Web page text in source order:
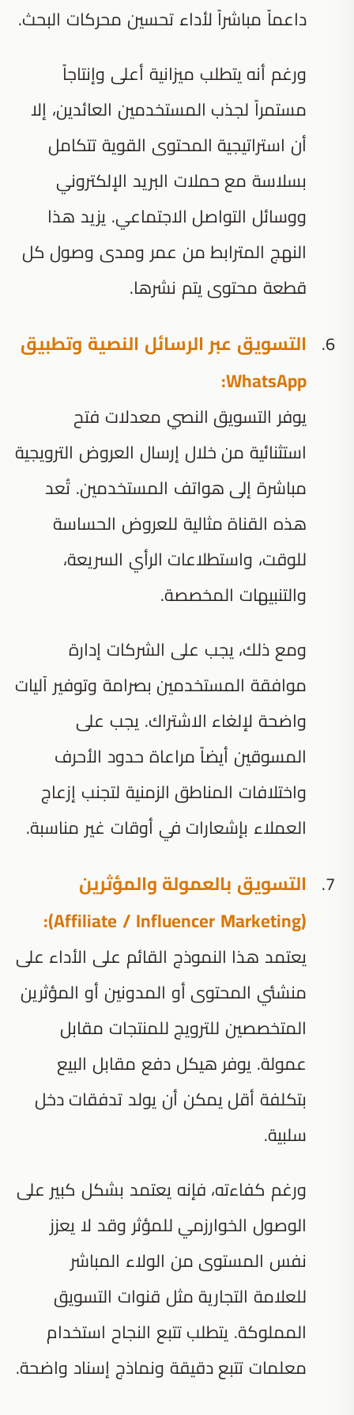
داعماً مباشراً لأداء تحسين محركات البحث.
ورغم أنه يتطلب ميزانية أعلى وإنتاجاً
مستمراً لجذب المستخدمين العائدين، إلا
أن استراتيجية المحتوى القوية تتكامل
بسلاسة مع حملات البريد الإلكتروني
ووسائل التواصل الاجتماعي. يزيد هذا
النهج المترابط من عمر ومدى وصول كل
قطعة محتوى يتم نشرها.
التسويق عبر الرسائل النصية وتطبيق
WhatsApp:
يوفر التسويق النصي معدلات فتح
استثنائية من خلال إرسال العروض الترويجية
مباشرة إلى هواتف المستخدمين. تُعد
هذه القناة مثالية للعروض الحساسة
للوقت، واستطلاعات الرأي السريعة،
والتنبيهات المخصصة.
ومع ذلك، يجب على الشركات إدارة
موافقة المستخدمين بصرامة وتوفير آليات
واضحة لإلغاء الاشتراك. يجب على
المسوقين أيضاً مراعاة حدود الأحرف
واختلافات المناطق الزمنية لتجنب إزعاج
العملاء بإشعارات في أوقات غير مناسبة.
التسويق بالعمولة والمؤثرين
(Affiliate / Influencer Marketing):
يعتمد هذا النموذج القائم على الأداء على
منشئي المحتوى أو المدونين أو المؤثرين
المتخصصين للترويج للمنتجات مقابل
عمولة. يوفر هيكل دفع مقابل البيع
بتكلفة أقل يمكن أن يولد تدفقات دخل
سلبية.
ورغم كفاءته، فإنه يعتمد بشكل كبير على
الوصول الخوارزمي للمؤثر وقد لا يعزز
نفس المستوى من الولاء المباشر
للعلامة التجارية مثل قنوات التسويق
المملوكة. يتطلب تتبع النجاح استخدام
معلمات تتبع دقيقة ونماذج إسناد واضحة.